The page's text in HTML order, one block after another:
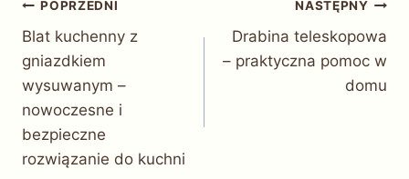
Nawigacja
wpisu
POPRZEDNI
Blat kuchenny z
gniazdkiem
wysuwanym –
nowoczesne i
bezpieczne
rozwiązanie do kuchni
NASTĘPNY
Drabina teleskopowa
– praktyczna pomoc w
domu